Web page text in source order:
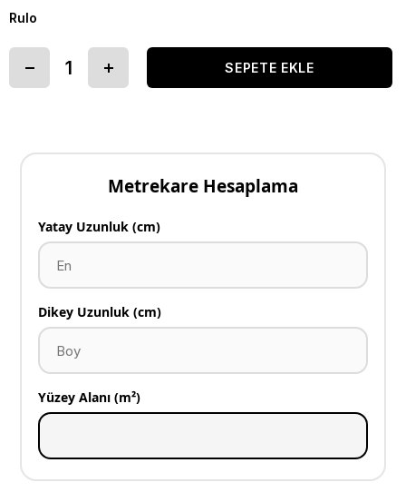
Rulo
Metrekare Hesaplama
Yatay Uzunluk (cm)
Dikey Uzunluk (cm)
Yüzey Alanı (m²)